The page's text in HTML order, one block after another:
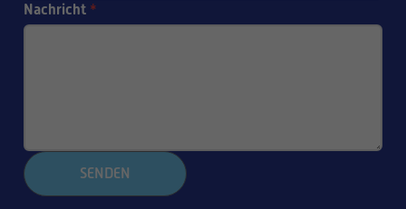
Nachricht *
SENDEN